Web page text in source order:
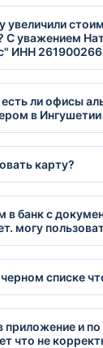
увеличили
С уважением
ИНН
ли офисы
в Ингушетии
карту?
в банк с
могу
списке
приложение и
что не